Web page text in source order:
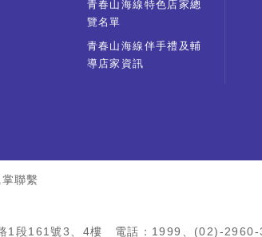
青春山海線特色店家總
覽名單
青春山海線伴手禮及輔
導店家資訊
聯繫
1段161號3、4樓 電話：1999、(02)-